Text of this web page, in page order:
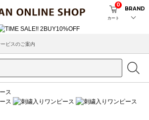
カート
0
BRAND
ビスのご案内